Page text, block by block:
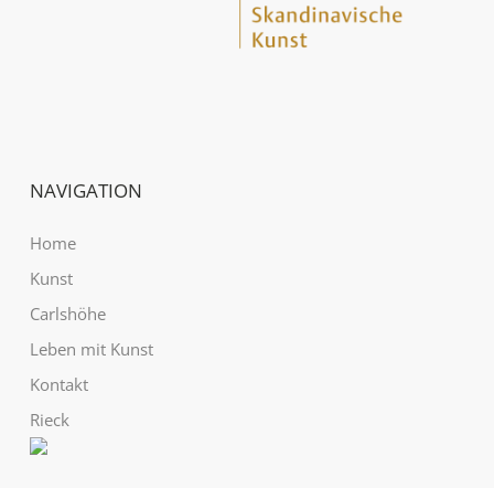
NAVIGATION
Home
Kunst
Carlshöhe
Leben mit Kunst
Kontakt
Rieck